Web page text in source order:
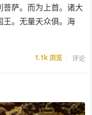
萨。而为上首。诸大
王。无量天众俱。海
1.1k浏览 评论